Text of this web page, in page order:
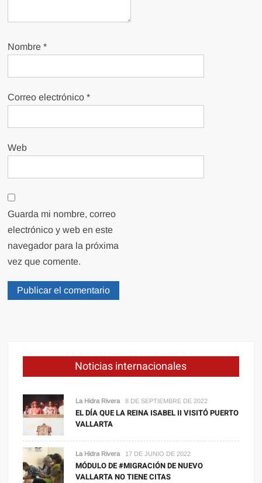
Nombre*
Correo electrónico*
Web
Guarda mi nombre, correo
electrónico y web en este
navegador para la próxima
vez que comente.
Noticias internacionales
La Hidra Rivera 8 DE SEPTIEMBRE DE 2022
EL DÍA QUE LA REINA ISABEL II VISITÓ PUERTO
VALLARTA
La Hidra Rivera 17 DE JUNIO DE 2022
MÓDULO DE #MIGRACIÓN DE NUEVO
VALLARTA NO TIENE CITAS